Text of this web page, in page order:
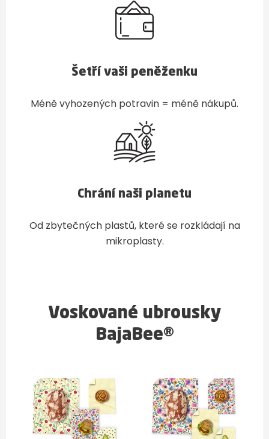
Šetří vaši peněženku
Méně vyhozených potravin = méně nákupů.
Chrání naši planetu
Od zbytečných plastů, které se rozkládají na
mikroplasty.
Voskované ubrousky
BajaBee®